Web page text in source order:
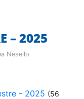
– 2025
Nesello
- 2025 (56